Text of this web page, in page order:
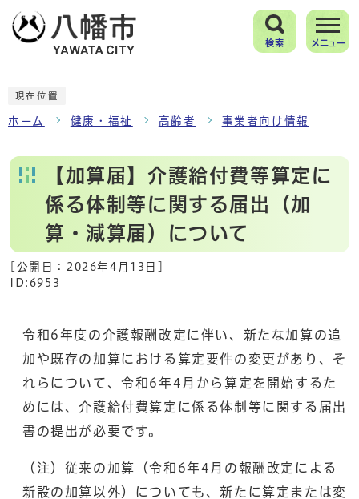
検索 メニュー
現在位置
ホーム 健康・福祉 高齢者 事業者向け情報
【加算届】介護給付費等算定に
係る体制等に関する届出（加
算・減算届）について
[公開日： 2026年4月13日
ID:6953
令和6年度の介護報酬改定に伴い、新たな加算の追
加や既存の加算における算定要件の変更があり、そ
れらについて、令和6年4月から算定を開始するた
めには、介護給付費算定に係る体制等に関する届出
書の提出が必要です。
（注）従来の加算（令和6年4月の報酬改定による
新設の加算以外）についても、新たに算定または変